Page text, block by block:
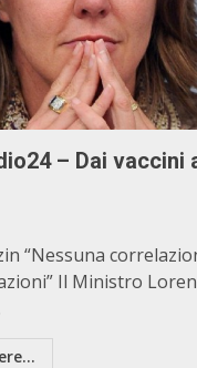
– Dai vaccini
“Nessuna
Il Ministro